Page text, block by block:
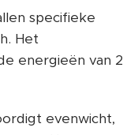
specifieke
Het
energieën van 2
evenwicht,